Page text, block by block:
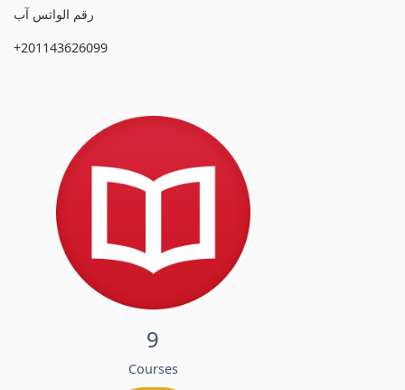
رقم الواتس آب
+201143626099
9
Courses